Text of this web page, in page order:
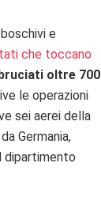
e
che toccano
oltre 700
le operazioni
sei aerei della
Germania,
dipartimento